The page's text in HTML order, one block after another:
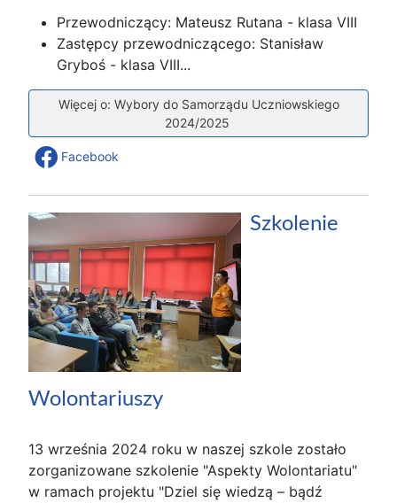
Przewodniczący: Mateusz Rutana - klasa VIII
Zastępcy przewodniczącego: Stanisław
Gryboś - klasa VIII...
Więcej o: Wybory do Samorządu Uczniowskiego
2024/2025
Facebook
Szkolenie
Wolontariuszy
13 września 2024 roku w naszej szkole zostało
zorganizowane szkolenie "Aspekty Wolontariatu"
w ramach projektu "Dziel się wiedzą – bądź